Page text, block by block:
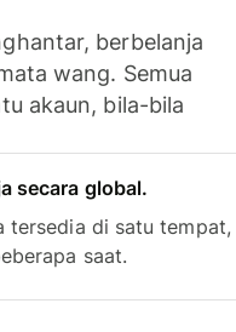
berbelanja
wang. Semua
akaun, bila-bila
secara global.
tersedia di satu tempat,
saat.